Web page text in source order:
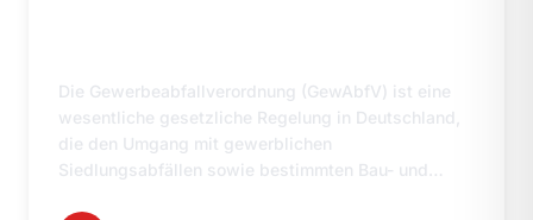
Die Gewerbeabfallverordnung (GewAbfV) ist eine
wesentliche gesetzliche Regelung in Deutschland,
die den Umgang mit gewerblichen
Siedlungsabfällen sowie bestimmten Bau- und